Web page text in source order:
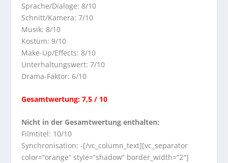
Sprache/Dialoge: 8/10
Schnitt/Kamera: 7/10
Musik: 8/10
Kostüm: 9/10
Make-Up/Effects: 8/10
Unterhaltungswert: 7/10
Drama-Faktor: 6/10
Gesamtwertung: 7,5 / 10
Nicht in der Gesamtwertung enthalten:
Filmtitel: 10/10
Synchronisation: -[/vc_column_text][vc_separator
color=“orange“ style=“shadow“ border_width=“2″]